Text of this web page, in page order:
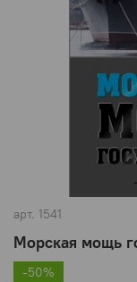
арт. 1541
Морская мощь
-50%